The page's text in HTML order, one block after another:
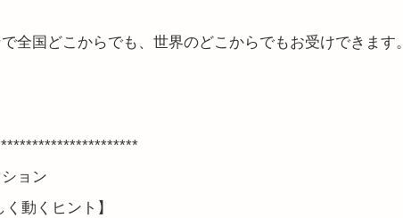
全国どこからでも、世界のどこからでもお受けできます。
ョン
く動くヒント】